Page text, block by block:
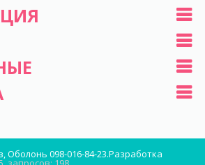
Оболонь 098-016-84-23.Разработка